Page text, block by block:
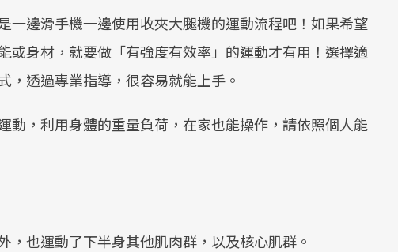
一邊滑手機一邊使用收夾大腿機的運動流程吧！如果希望
或身材，就要做「有強度有效率」的運動才有用！選擇適
，透過專業指導，很容易就能上手。
動，利用身體的重量負荷，在家也能操作，請依照個人能
，也運動了下半身其他肌肉群，以及核心肌群。